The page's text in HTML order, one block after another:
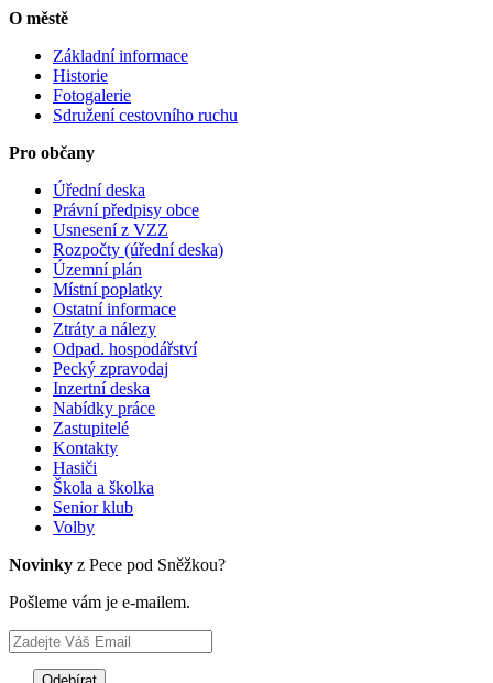
O městě
Základní informace
Historie
Fotogalerie
Sdružení cestovního ruchu
Pro občany
Úřední deska
Právní předpisy obce
Usnesení z VZZ
Rozpočty (úřední deska)
Územní plán
Místní poplatky
Ostatní informace
Ztráty a nálezy
Odpad. hospodářství
Pecký zpravodaj
Inzertní deska
Nabídky práce
Zastupitelé
Kontakty
Hasiči
Škola a školka
Senior klub
Volby
Novinky z Pece pod Sněžkou?
Pošleme vám je e-mailem.